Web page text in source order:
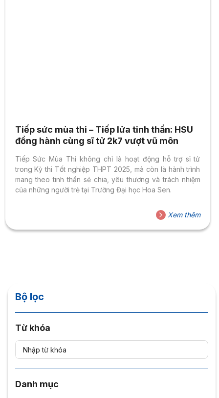
Tiếp sức mùa thi – Tiếp lửa tinh thần: HSU
đồng hành cùng sĩ tử 2k7 vượt vũ môn
Tiếp Sức Mùa Thi không chỉ là hoạt động hỗ trợ sĩ tử
trong Kỳ thi Tốt nghiệp THPT 2025, mà còn là hành trình
mang theo tinh thần sẻ chia, yêu thương và trách nhiệm
của những người trẻ tại Trường Đại học Hoa Sen.
Xem thêm
Bộ lọc
Từ khóa
Danh mục